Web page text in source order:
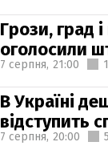
Грози, град
оголосили
7 серпня, 21:00
В Україні
відступить
7 серпня, 20:00